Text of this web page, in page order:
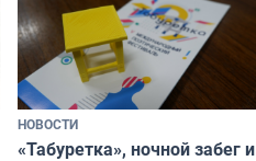
НОВОСТИ
«Табуретка», ночной забег и